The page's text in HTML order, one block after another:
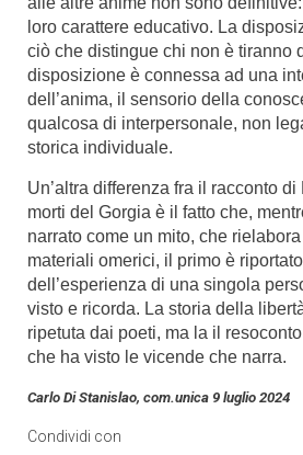
loro carattere educativo. La
ciò che distingue chi non è tiranno
disposizione è connessa ad una
dell’anima, il sensorio della
qualcosa di interpersonale, non
storica individuale.
Un’altra differenza fra il racconto
morti del Gorgia è il fatto che,
narrato come un mito, che
materiali omerici, il primo è
dell’esperienza di una singola
visto e ricorda. La storia della
ripetuta dai poeti, ma la il
che ha visto le vicende che narra.
Carlo Di Stanislao, com.unica 9 luglio 2024
Condividi con